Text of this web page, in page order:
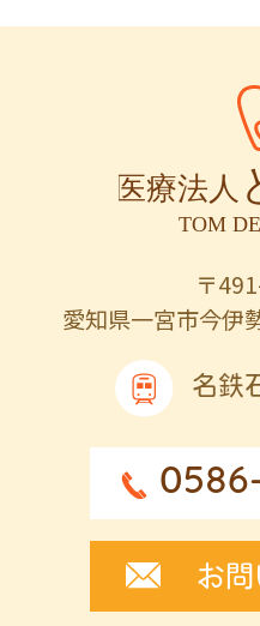
〒
愛知県一宮市今伊
名鉄
お